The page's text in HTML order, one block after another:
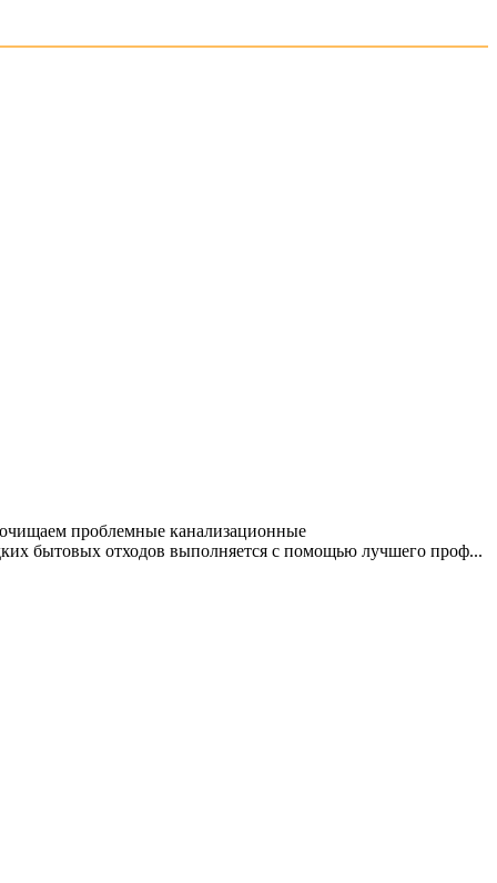
проблемные канализационные
бытовых отходов выполняется с помощью лучшего проф...